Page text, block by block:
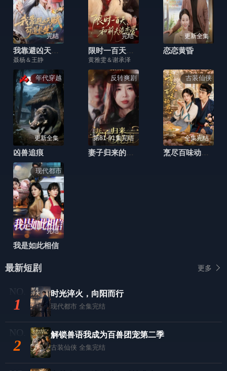
完结
我靠避凶天赋苟道长生
聂杨＆王静
完结
限时一百天，和前夫谈恋爱
黄雅雯＆谢承泽
更新全集
恋恋黄昏
年代穿越
更新全集
凶兽追痕
反转爽剧
第81-91集完结
妻子归来的秘密
古装仙侠
全集完结
烹尽百味动君心
现代都市
完结
我是如此相信
最新短剧 更多
1
时光淬火，向阳而行
现代都市 全集完结
2
解锁兽语我成为百兽团宠第二季
古装仙侠 全集完结